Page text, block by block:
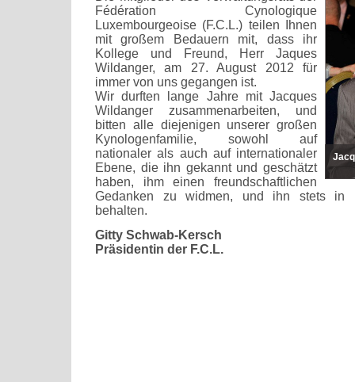
Fédération Cynologique
Luxembourgeoise (F.C.L.) teilen Ihnen
mit großem Bedauern mit, dass ihr
Kollege und Freund, Herr Jaques
Wildanger, am 27. August 2012 für
immer von uns gegangen ist.
Wir durften lange Jahre mit Jacques
Wildanger zusammenarbeiten, und
bitten alle diejenigen unserer großen
Kynologenfamilie, sowohl auf
nationaler als auch auf internationaler
Ebene, die ihn gekannt und geschätzt
haben, ihm einen freundschaftlichen
Gedanken zu widmen, und ihn stets in
behalten.
Gitty Schwab-Kersch
Präsidentin der F.C.L.